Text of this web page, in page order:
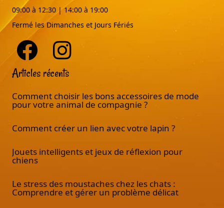
09:00 à 12:30 | 14:00 à 19:00
Fermé les Dimanches et Jours Fériés
Articles récents
Comment choisir les bons accessoires de mode
pour votre animal de compagnie ?
Comment créer un lien avec votre lapin ?
Jouets intelligents et jeux de réflexion pour
chiens
Le stress des moustaches chez les chats :
Comprendre et gérer un problème délicat